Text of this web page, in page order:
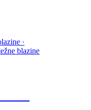
·
blazine